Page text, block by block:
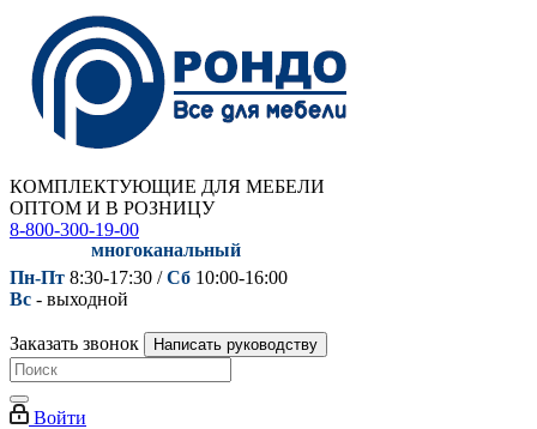
КОМПЛЕКТУЮЩИЕ ДЛЯ МЕБЕЛИ
ОПТОМ И В РОЗНИЦУ
8-800-300-19-00
многоканальный
Пн-Пт 8:30-17:30 /Сб 10:00-16:00
Вс - выходной
Заказать звонок Написать руководству
Войти